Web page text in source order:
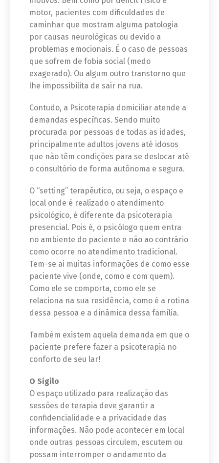
motor, pacientes com dificuldades de
caminhar que mostram alguma patologia
por causas neurológicas ou devido a
problemas emocionais. É o caso de pessoas
que sofrem de fobia social (medo
exagerado). Ou algum outro transtorno que
lhe impossibilita de sair na rua.
Contudo, a Psicoterapia domiciliar atende a
demandas específicas. Sendo muito
procurada por pessoas de todas as idades,
principalmente adultos jovens até idosos
que não têm condições para se deslocar até
o consultório de forma autônoma e segura.
O “setting” terapêutico, ou seja, o espaço e
local onde é realizado o atendimento
psicológico, é diferente da psicoterapia
presencial. Pois é, o psicólogo quem entra
no ambiente do paciente e não ao contrário
como ocorre no atendimento tradicional.
Tem-se ai muitas informações de como esse
paciente vive (onde, como e com quem).
Como ele se comporta, como ele se
relaciona na sua residência, como é a rotina
dessa pessoa e a dinâmica dessa família.
Também existem aquela demanda em que o
paciente prefere fazer a psicoterapia no
conforto de seu lar!
O Sigilo
O espaço utilizado para realização das
sessões de terapia deve garantir a
confidencialidade e a privacidade das
informações. Não pode acontecer em local
onde outras pessoas circulem, escutem ou
possam interromper o andamento da